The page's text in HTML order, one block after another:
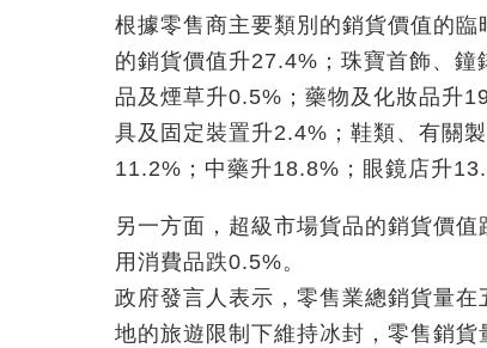
根據零售商主要類別的銷貨價值的
的銷貨價值升27.4%；珠寶首飾、
品及煙草升0.5%；藥物及化妝品升
具及固定裝置升2.4%；鞋類、有關
11.2%；中藥升18.8%；眼鏡店升
另一方面，超級市場貨品的銷貨價
用消費品跌0.5%。
政府發言人表示，零售業總銷貨量
地的旅遊限制下維持冰封，零售銷貨